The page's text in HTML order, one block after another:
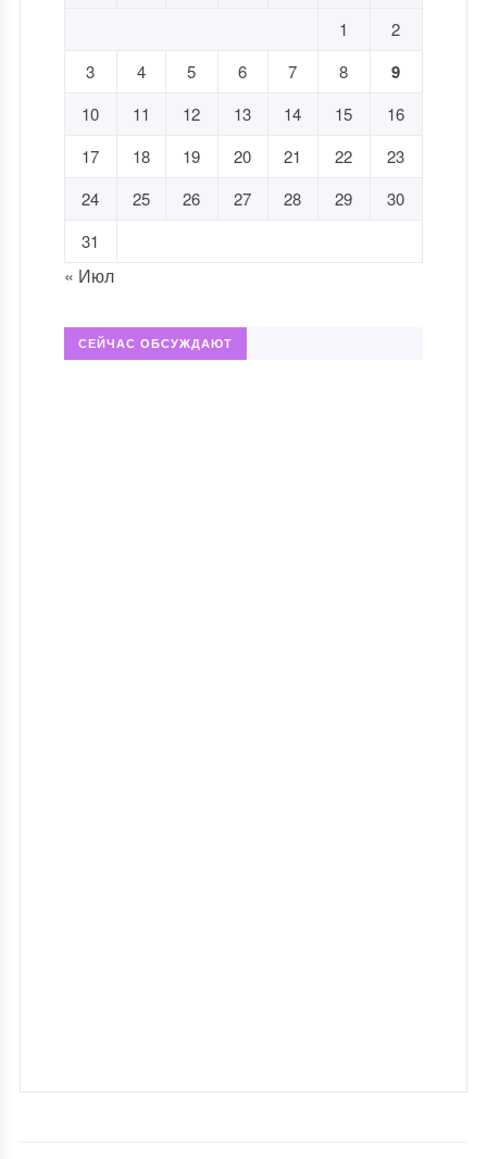
1
2
3
4 5 6 7 8 9
10 11 12 13 14 15
16
17
18 19 20 21 22
23
24
25 26 27 28 29
30
31
« Июл
СЕЙЧАС ОБСУЖДАЮТ